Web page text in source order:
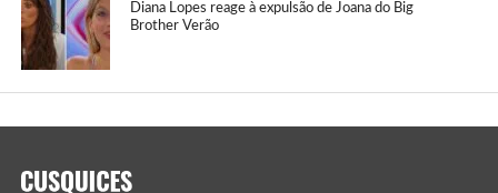
Diana Lopes reage à expulsão de Joana do Big
Brother Verão